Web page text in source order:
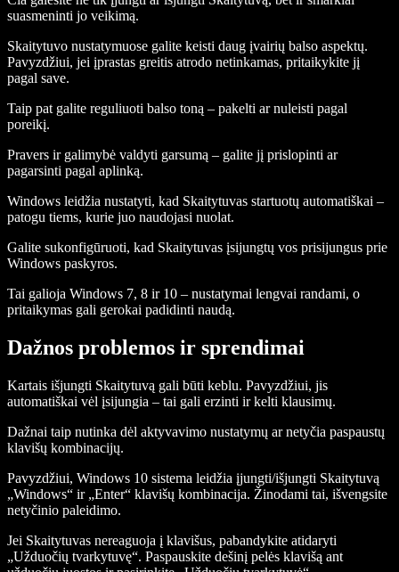
suasmeninti jo veikimą.
Skaitytuvo nustatymuose galite keisti daug įvairių balso aspektų.
Pavyzdžiui, jei įprastas greitis atrodo netinkamas, pritaikykite jį
pagal save.
Taip pat galite reguliuoti balso toną – pakelti ar nuleisti pagal
poreikį.
Pravers ir galimybė valdyti garsumą – galite jį prislopinti ar
pagarsinti pagal aplinką.
Windows leidžia nustatyti, kad Skaitytuvas startuotų automatiškai –
patogu tiems, kurie juo naudojasi nuolat.
Galite sukonfigūruoti, kad Skaitytuvas įsijungtų vos prisijungus prie
Windows paskyros.
Tai galioja Windows 7, 8 ir 10 – nustatymai lengvai randami, o
pritaikymas gali gerokai padidinti naudą.
Dažnos problemos ir sprendimai
Kartais išjungti Skaitytuvą gali būti keblu. Pavyzdžiui, jis
automatiškai vėl įsijungia – tai gali erzinti ir kelti klausimų.
Dažnai taip nutinka dėl aktyvavimo nustatymų ar netyčia paspaustų
klavišų kombinacijų.
Pavyzdžiui, Windows 10 sistema leidžia įjungti/išjungti Skaitytuvą
„Windows“ ir „Enter“ klavišų kombinacija. Žinodami tai, išvengsite
netyčinio paleidimo.
Jei Skaitytuvas nereaguoja į klavišus, pabandykite atidaryti
„Užduočių tvarkytuvę“. Paspauskite dešinį pelės klavišą ant